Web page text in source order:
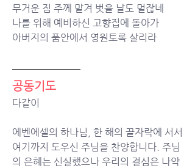
무거운 짐 주께 맡겨 벗을 날도 멀잖네
나를 위해 예비하신 고향집에 돌아가
아버지의 품안에서 영원토록 살리라
공동기도
다같이
에벤에셀의 하나님, 한 해의 끝자락에 서서
여기까지 도우신 주님을 찬양합니다. 주님
의 은혜는 신실했으나 우리의 결심은 나약